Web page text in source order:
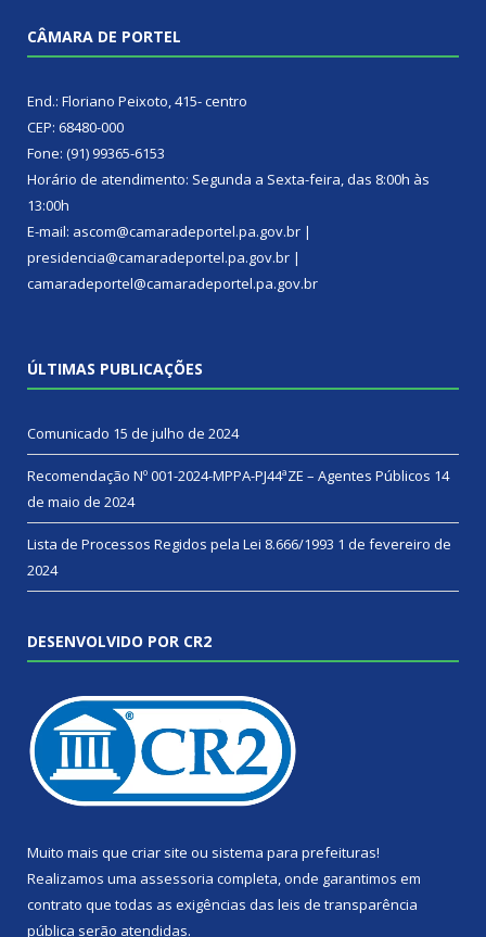
CÂMARA DE PORTEL
End.: Floriano Peixoto, 415- centro
CEP: 68480-000
Fone: (91) 99365-6153
Horário de atendimento: Segunda a Sexta-feira, das 8:00h às
13:00h
E-mail: ascom@camaradeportel.pa.gov.br |
presidencia@camaradeportel.pa.gov.br |
camaradeportel@camaradeportel.pa.gov.br
ÚLTIMAS PUBLICAÇÕES
Comunicado 15 de julho de 2024
Recomendação Nº 001-2024-MPPA-PJ44ªZE – Agentes Públicos 14
de maio de 2024
Lista de Processos Regidos pela Lei 8.666/1993 1 de fevereiro de
2024
DESENVOLVIDO POR CR2
Muito mais que criar site ou sistema para prefeituras!
Realizamos uma assessoria completa, onde garantimos em
contrato que todas as exigências das leis de transparência
pública serão atendidas.